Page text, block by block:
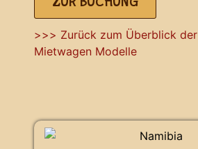
>>> Zurück zum Überblick
Mietwagen Modelle